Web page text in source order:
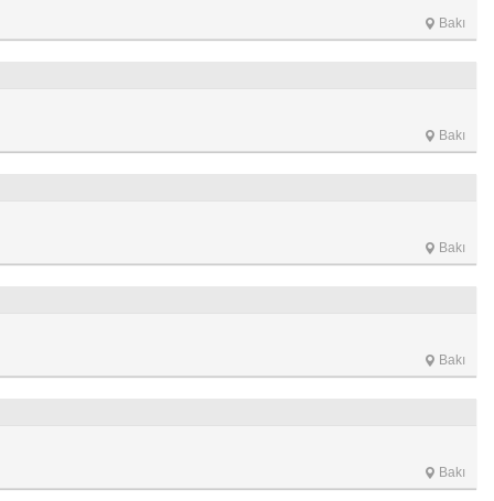
Bakı
Bakı
Bakı
Bakı
Bakı